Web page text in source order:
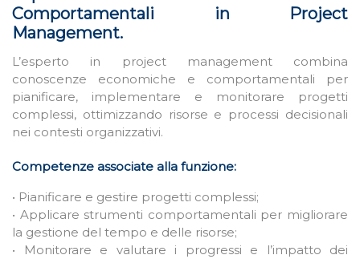
Comportamentali in Project
Management.
L’esperto in project management combina
conoscenze economiche e comportamentali per
pianificare, implementare e monitorare progetti
complessi, ottimizzando risorse e processi decisionali
nei contesti organizzativi.
Competenze associate alla funzione:
• Pianificare e gestire progetti complessi;
• Applicare strumenti comportamentali per migliorare
la gestione del tempo e delle risorse;
• Monitorare e valutare i progressi e l’impatto dei